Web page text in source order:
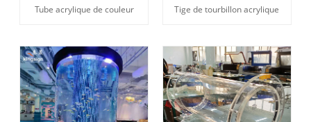
Tube acrylique de couleur Tige de tourbillon acrylique